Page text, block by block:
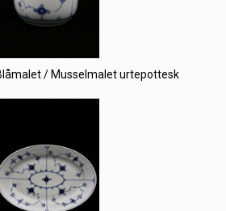
/ Musselmalet urtepottesk